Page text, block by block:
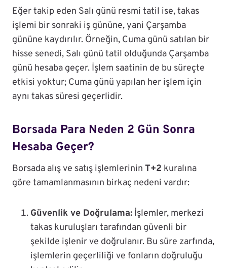
Eğer takip eden Salı günü resmi tatil ise, takas
işlemi bir sonraki iş gününe, yani Çarşamba
gününe kaydırılır. Örneğin, Cuma günü satılan bir
hisse senedi, Salı günü tatil olduğunda Çarşamba
günü hesaba geçer. İşlem saatinin de bu süreçte
etkisi yoktur; Cuma günü yapılan her işlem için
aynı takas süresi geçerlidir.
Borsada Para Neden 2 Gün Sonra
Hesaba Geçer?
Borsada alış ve satış işlemlerinin T+2 kuralına
göre tamamlanmasının birkaç nedeni vardır:
Güvenlik ve Doğrulama: İşlemler, merkezi
takas kuruluşları tarafından güvenli bir
şekilde işlenir ve doğrulanır. Bu süre zarfında,
işlemlerin geçerliliği ve fonların doğruluğu